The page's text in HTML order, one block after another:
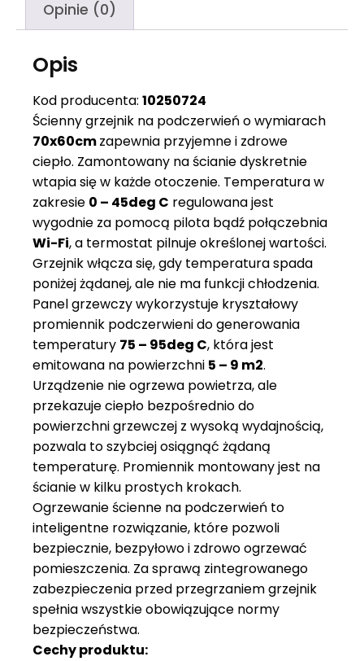
Opinie (0)
Opis
Kod producenta: 10250724
Ścienny grzejnik na podczerwień o wymiarach
70x60cmzapewnia przyjemne i zdrowe
ciepło. Zamontowany na ścianie dyskretnie
wtapia się w każde otoczenie. Temperatura w
zakresie 0 – 45deg C regulowana jest
wygodnie za pomocą pilota bądź połączebnia
Wi-Fi, a termostat pilnuje określonej wartości.
Grzejnik włącza się, gdy temperatura spada
poniżej żądanej, ale nie ma funkcji chłodzenia.
Panel grzewczy wykorzystuje kryształowy
promiennik podczerwieni do generowania
temperatury 75 – 95deg C, która jest
emitowana na powierzchni 5 – 9 m2.
Urządzenie nie ogrzewa powietrza, ale
przekazuje ciepło bezpośrednio do
powierzchni grzewczej z wysoką wydajnością,
pozwala to szybciej osiągnąć żądaną
temperaturę. Promiennik montowany jest na
ścianie w kilku prostych krokach.
Ogrzewanie ścienne na podczerwień to
inteligentne rozwiązanie, które pozwoli
bezpiecznie, bezpyłowo i zdrowo ogrzewać
pomieszczenia. Za sprawą zintegrowanego
zabezpieczenia przed przegrzaniem grzejnik
spełnia wszystkie obowiązujące normy
bezpieczeństwa.
Cechy produktu: